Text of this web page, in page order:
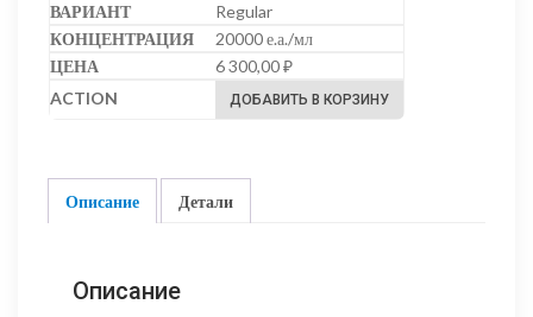
Regular
20000 е.а./мл
6 300,00₽
ДОБАВИТЬ В КОРЗИНУ
Описание Детали
Описание